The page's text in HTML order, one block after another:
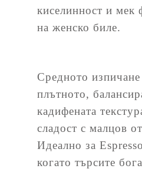
киселинност и мек
на женско биле.
Средното изпичане
плътното,
кадифената
сладост с малцов
Идеално за
когато търсите